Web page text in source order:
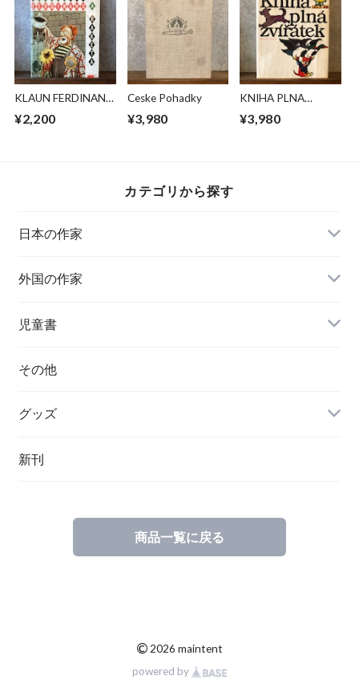
KLAUN FERDINAND
¥2,200
Ceske Pohadky
¥3,980
KNIHA PLNA
¥3,980
カテゴリから探す
日本の作家
外国の作家
チェコ
ハンガリー
その他
ポーランド
児童書
その他
グッズ
新刊
商品一覧に戻る
© 2026 maintent
powered by